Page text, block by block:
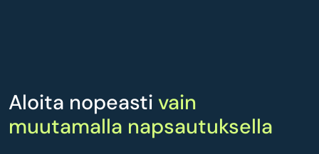
Aloita nopeasti vain
muutamalla napsautuksella